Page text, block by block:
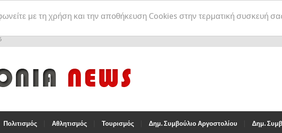
με τη χρήση και την αποθήκευση Cookies στην τερματική συσκευή
Πολιτισμός Αθλητισμός Τουρισμός Δημ. Συμβούλιο Αργοστολίου Δημ.